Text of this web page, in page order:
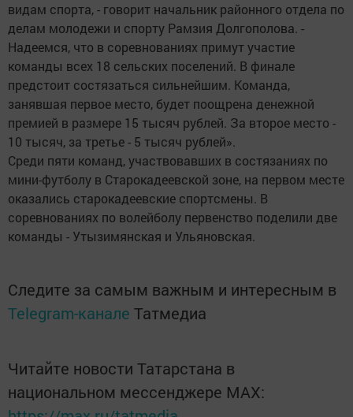
видам спорта, - говорит начальник районного отдела по
делам молодежи и спорту Рамзия Долгополова. -
Надеемся, что в соревнованиях примут участие
команды всех 18 сельских поселений. В финале
предстоит состязаться сильнейшим. Команда,
занявшая первое место, будет поощрена денежной
премией в размере 15 тысяч рублей. За второе место -
10 тысяч, за третье - 5 тысяч рублей».
Среди пяти команд, участвовавших в состязаниях по
мини-футболу в Старокадеевской зоне, на первом месте
оказались старокадеевские спортсмены. В
соревнованиях по волейболу первенство поделили две
команды - Утызимянская и Ульяновская.
Следите за самым важным и интересным в
Telegram-канале Татмедиа
Читайте новости Татарстана в
национальном мессенджере MАХ: